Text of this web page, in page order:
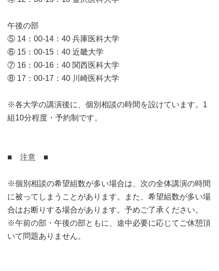
午後の部
⑤ 14：00-14：40 兵庫医科大学
⑥ 15：00-15：40 近畿大学
⑦ 16：00-16：40 関西医科大学
⑧ 17：00-17：40 川崎医科大学
※各大学の講演後に、個別相談の時間を設けています。1
組10分程度・予約制です。
■ 注意 ■
※個別相談の希望組数が多い場合は、次の全体講演の時間
に被ってしまうことがあります。また、希望組数が多い場
合はお断りする場合があります。予めご了承ください。
※午前の部・午後の部ともに、途中必要に応じてご休憩頂
いて問題ありません。